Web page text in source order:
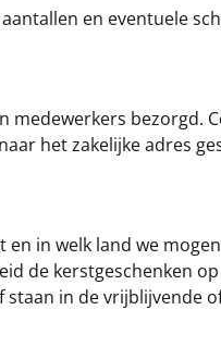
en eventuele
medewerkers bezorgd.
het zakelijke adres
in welk land we
de kerstgeschenken
in de vrijblijvende